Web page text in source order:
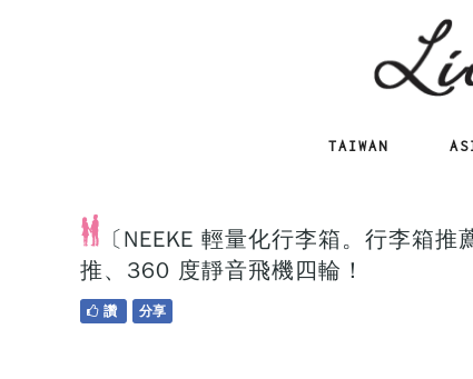
TAIWAN
〔NEEKE 輕量化行李箱。行李箱
推、360 度靜音飛機四輪！
讚 分享